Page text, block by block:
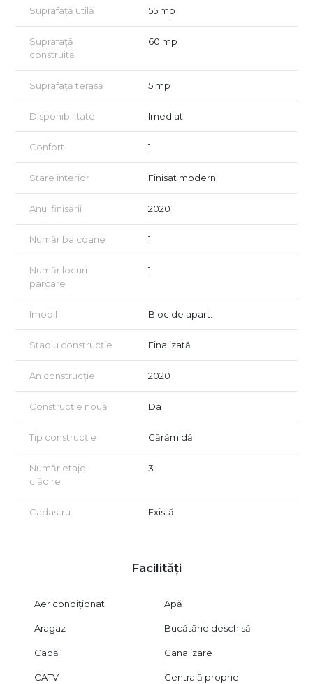
Suprafață utilă 55 mp
Suprafață
construită
60 mp
Suprafață terasă 5 mp
Disponibilitate Imediat
Confort 1
Stare interior Finisat modern
Anul finisării 2020
Număr balcoane 1
Număr locuri
parcare
1
Imobil Bloc de apart.
Stadiu construcție Finalizată
An construcție 2020
Construcție nouă Da
Tip construcție Cărămidă
Număr etaje
clădire
3
Cadastru Există
Facilități
Aer condiționat Apă
Aragaz Bucătărie deschisă
Cadă Canalizare
CATV Centrală proprie